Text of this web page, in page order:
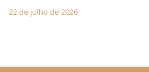
22 de julho de 2026